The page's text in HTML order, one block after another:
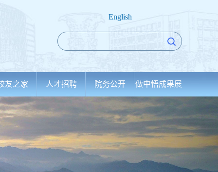
English
友之家 人才招聘 院务公开 做中悟成果展